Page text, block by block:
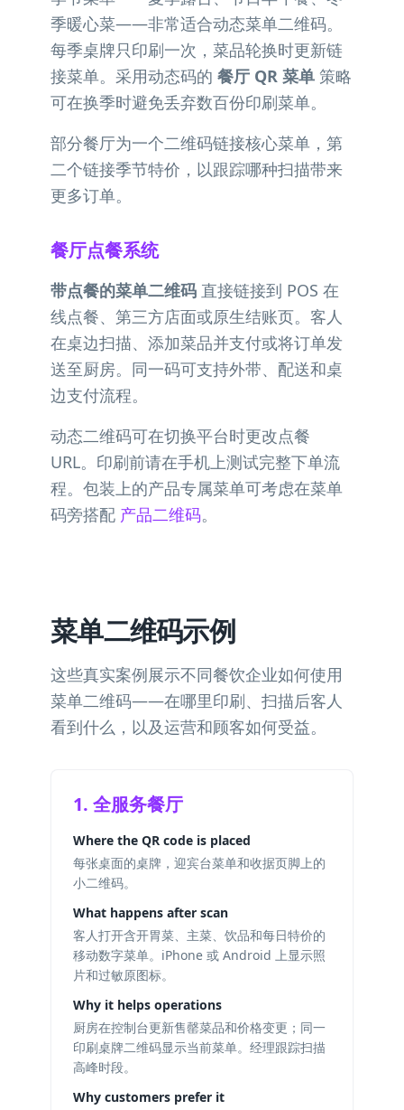
季暖心菜——非常适合动态菜单二维码。
每季桌牌只印刷一次，菜品轮换时更新链
接菜单。采用动态码的 餐厅 QR 菜单 策略
可在换季时避免丢弃数百份印刷菜单。
部分餐厅为一个二维码链接核心菜单，第
二个链接季节特价，以跟踪哪种扫描带来
更多订单。
餐厅点餐系统
带点餐的菜单二维码 直接链接到 POS 在
线点餐、第三方店面或原生结账页。客人
在桌边扫描、添加菜品并支付或将订单发
送至厨房。同一码可支持外带、配送和桌
边支付流程。
动态二维码可在切换平台时更改点餐
URL。印刷前请在手机上测试完整下单流
程。包装上的产品专属菜单可考虑在菜单
码旁搭配 产品二维码。
菜单二维码示例
这些真实案例展示不同餐饮企业如何使用
菜单二维码——在哪里印刷、扫描后客人
看到什么，以及运营和顾客如何受益。
1. 全服务餐厅
Where the QR code is placed
每张桌面的桌牌，迎宾台菜单和收据页脚上的
小二维码。
What happens after scan
客人打开含开胃菜、主菜、饮品和每日特价的
移动数字菜单。iPhone 或 Android 上显示照
片和过敏原图标。
Why it helps operations
厨房在控制台更新售罄菜品和价格变更；同一
印刷桌牌二维码显示当前菜单。经理跟踪扫描
高峰时段。
Why customers prefer it